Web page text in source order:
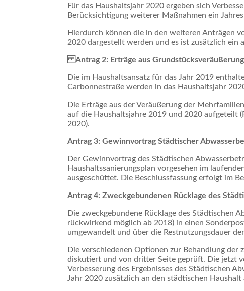
Für das Haushaltsjahr 2020 ergeben sich
Berücksichtigung weiterer Maßnahmen ein
Hierdurch können die in den weiteren Anträgen
2020 dargestellt werden und es ist zusätzlich ein
Antrag 2: Erträge aus
Die im Haushaltsansatz für das Jahr 2019
Carbonnestraße werden in das Haushaltsjahr
Die Erträge aus der Veräußerung der
auf die Haushaltsjahre 2019 und 2020 aufgeteilt
2020).
Antrag 3: Gewinnvortrag Städtischer
Der Gewinnvortrag des Städtischen
Haushaltssanierungsplan vorgesehen im
ausgeschüttet. Die Beschlussfassung erfolgt im
Antrag 4: Zweckgebundenen Rücklage des
Die zweckgebundene Rücklage des Städtischen
rückwirkend möglich ab 2018) in einen
umgewandelt und über die Restnutzungsdauer
Die verschiedenen Optionen zur Behandlung
diskutiert und von dritter Seite geprüft. Die jetzt
Verbesserung des Ergebnisses des Städtischen
Jahr 2020 zusätzlich an den städtischen Haushalt